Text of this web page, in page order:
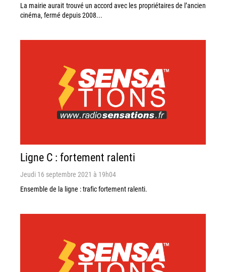
La mairie aurait trouvé un accord avec les propriétaires de l’ancien
cinéma, fermé depuis 2008...
Ligne C : fortement ralenti
Jeudi 16 septembre 2021 à 19h04
Ensemble de la ligne : trafic fortement ralenti.